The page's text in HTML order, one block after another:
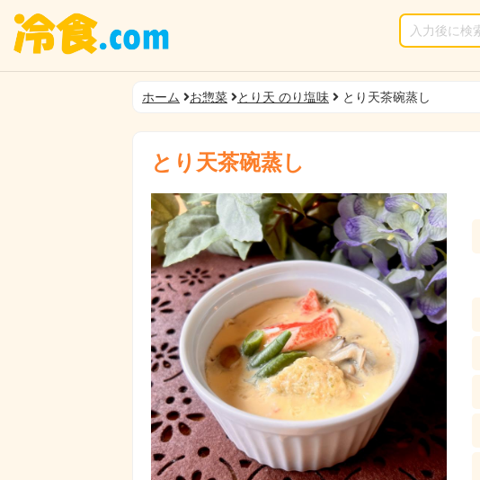
ホーム お惣菜 とり天 のり塩味 とり天茶碗蒸し
とり天茶碗蒸し